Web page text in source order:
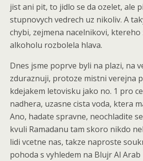
jist ani pit, to jidlo se da ozelet, ale
stupnovych vedrech uz nikoliv. A
chybi, zejmena nacelnikovi,
alkoholu rozbolela hlava.
Dnes jsme poprve byli na plazi, na
zduraznuji, protoze mistni verejna
kdejakem letovisku jako no. 1 pro
nadhera, uzasne cista voda, ktera
Ano, hadate spravne, neochladite
kvuli Ramadanu tam skoro nikdo
lidi vcetne nas, takze naproste
pohoda s vyhledem na Blujr Al